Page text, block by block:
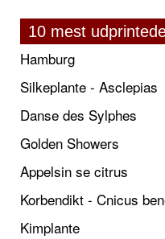
10 mest
Hamburg
Silkeplante - Asclepias
Danse des Sylphes
Golden Showers
Appelsin se citrus
Korbendikt - Cnicus
Kimplante